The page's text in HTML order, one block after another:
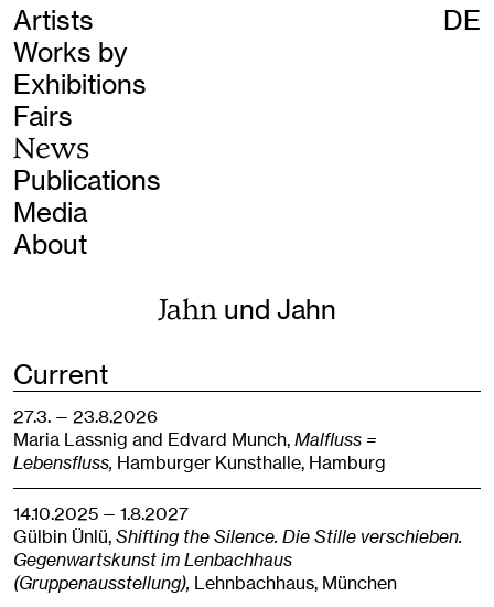
Artists
DE
Works by
Exhibitions
Fairs
News
Publications
Media
About
Jahnund Jahn
Current
27.3. — 23.8.2026
Maria Lassnig and Edvard Munch,Malfluss =
Lebensfluss, Hamburger Kunsthalle, Hamburg
14.10.2025 — 1.8.2027
Gülbin Ünlü,Shifting the Silence. Die Stille verschieben.
Gegenwartskunst im Lenbachhaus
(Gruppenausstellung), Lehnbachhaus, München